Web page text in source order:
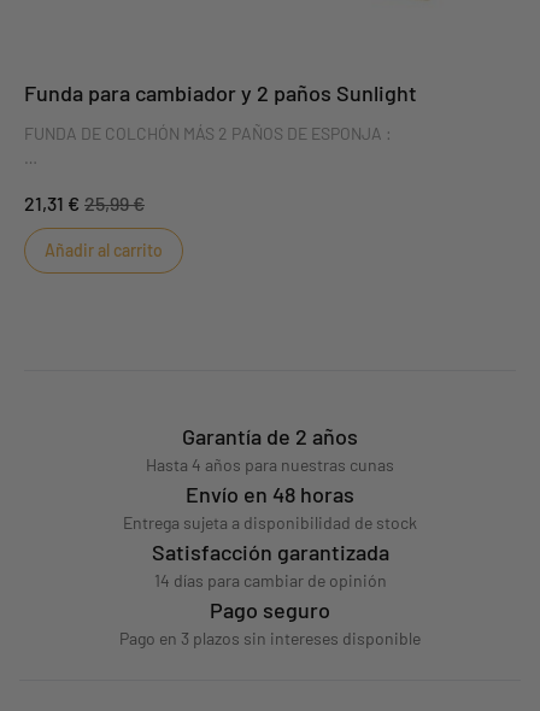
Funda para cambiador y 2 paños Sunlight
FUNDA DE COLCHÓN MÁS 2 PAÑOS DE ESPONJA :
mantener seco al bebé. Los dos paños de esponja garantizan que
la superficie del pañal esté siempre limpia.
21,31 € 25,99 €
Añadir al carrito
Garantía de 2 años
Hasta 4 años para nuestras cunas
Envío en 48 horas
Entrega sujeta a disponibilidad de stock
Satisfacción garantizada
14 días para cambiar de opinión
Pago seguro
Pago en 3 plazos sin intereses disponible